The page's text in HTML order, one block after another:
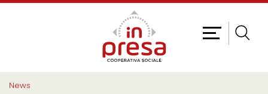
News